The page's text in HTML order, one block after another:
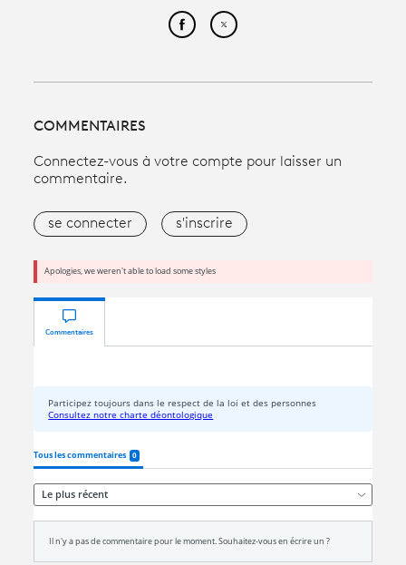
Partager cet article sur
Partager cet article sur
COMMENTAIRES
Connectez-vous à votre compte pour laisser un
commentaire.
se connecter s'inscrire